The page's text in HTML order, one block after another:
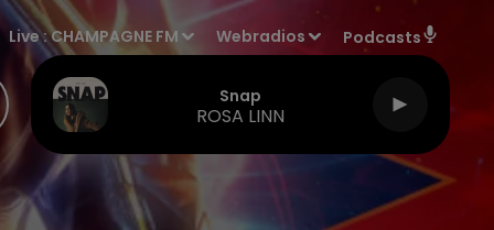
Live :CHAMPAGNE FM Webradios Podcasts
Snap
ROSA LINN